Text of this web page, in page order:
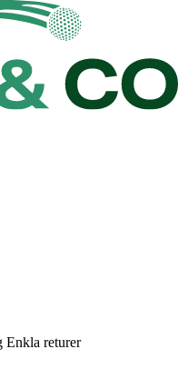
Enkla returer